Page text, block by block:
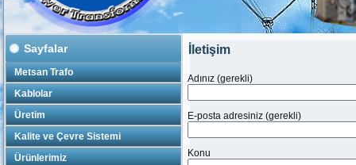
Sayfalar
Metsan Trafo
Kablolar
Üretim
Kalite ve Çevre Sistemi
Ürünlerimiz
İletişim
Adınız (gerekli)
E-posta adresiniz (gerekli)
Konu